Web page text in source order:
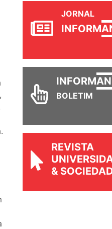
JORNAL
INFORM
INFORM
BOLETIM
REVISTA
&